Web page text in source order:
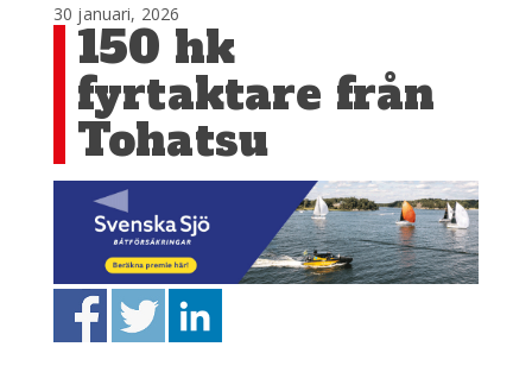
30 januari, 2026
150 hk
fyrtaktare från
Tohatsu